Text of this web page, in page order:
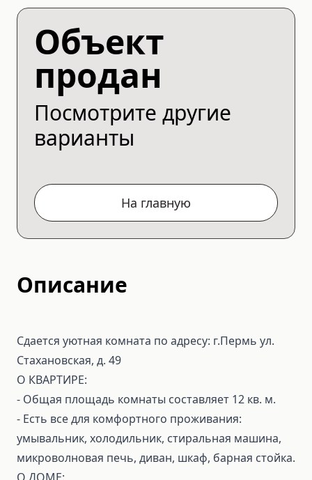
Объект
продан
Посмотрите другие
варианты
На главную
Описание
Сдается уютная комната по адресу: г.Пермь ул.
Стахановская, д. 49
О КВАРТИРЕ:
- Общая площадь комнаты составляет 12 кв. м.
- Есть все для комфортного проживания:
умывальник, холодильник, стиральная машина,
микроволновая печь, диван, шкаф, барная стойка.